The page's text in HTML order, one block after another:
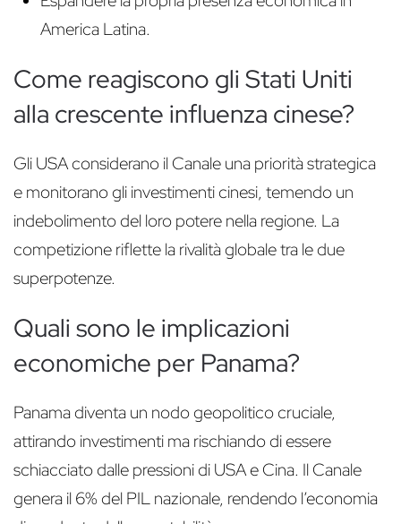
America Latina.
Come reagiscono gli Stati Uniti
alla crescente influenza cinese?
Gli USA considerano il Canale una priorità strategica
e monitorano gli investimenti cinesi, temendo un
indebolimento del loro potere nella regione. La
competizione riflette la rivalità globale tra le due
superpotenze.
Quali sono le implicazioni
economiche per Panama?
Panama diventa un nodo geopolitico cruciale,
attirando investimenti ma rischiando di essere
schiacciato dalle pressioni di USA e Cina. Il Canale
genera il 6% del PIL nazionale, rendendo l’economia